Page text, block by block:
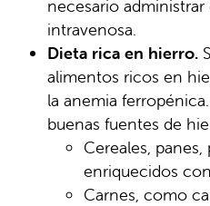
necesario
intravenosa.
Dieta rica en hierro.
alimentos ricos en
la anemia
buenas fuentes de
Cereales, panes,
enriquecidos
Carnes, como